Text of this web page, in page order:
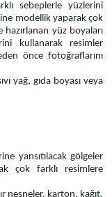
sebeplerle yüzlerini
modellik yaparak çok
hazırlanan yüz boyaları
kullanarak resimler
önce fotoğraflarını
yağ, gıda boyası veya
yansıtılacak gölgeler
çok farklı resimlere
nesneler, karton, kağıt,